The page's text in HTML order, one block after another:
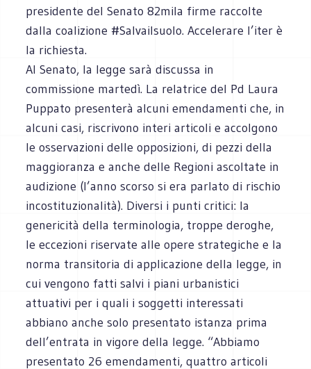
presidente del Senato 82mila firme raccolte
dalla coalizione #Salvailsuolo. Accelerare l’iter è
la richiesta.
Al Senato, la legge sarà discussa in
commissione martedì. La relatrice del Pd Laura
Puppato presenterà alcuni emendamenti che, in
alcuni casi, riscrivono interi articoli e accolgono
le osservazioni delle opposizioni, di pezzi della
maggioranza e anche delle Regioni ascoltate in
audizione (l’anno scorso si era parlato di rischio
incostituzionalità). Diversi i punti critici: la
genericità della terminologia, troppe deroghe,
le eccezioni riservate alle opere strategiche e la
norma transitoria di applicazione della legge, in
cui vengono fatti salvi i piani urbanistici
attuativi per i quali i soggetti interessati
abbiano anche solo presentato istanza prima
dell’entrata in vigore della legge. “Abbiamo
presentato 26 emendamenti, quattro articoli